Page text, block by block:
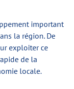
important
la région. De
exploiter ce
de la
locale.